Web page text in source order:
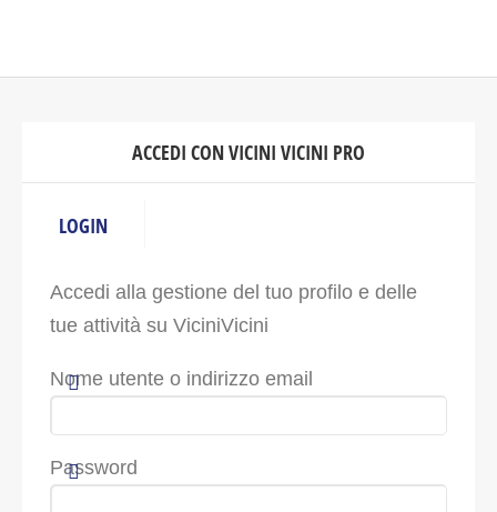
ACCEDI CON VICINI VICINI PRO
LOGIN
Accedi alla gestione del tuo profilo e delle
tue attività su ViciniVicini
Nome utente o indirizzo email
Password